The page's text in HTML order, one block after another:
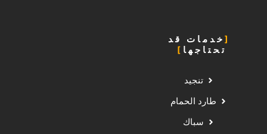
خدمات قد
تحتاجها
تنجيد
طارد الحمام
سباك